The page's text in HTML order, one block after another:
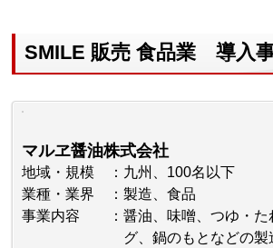
SMILE 販売 食品業 導入
マルヱ醤油株式会社
地域・規模
九州、100名以下
業種・業界
製造、食品
事業内容
醤油、味噌、つゆ・た
グ、鍋のもとなどの製